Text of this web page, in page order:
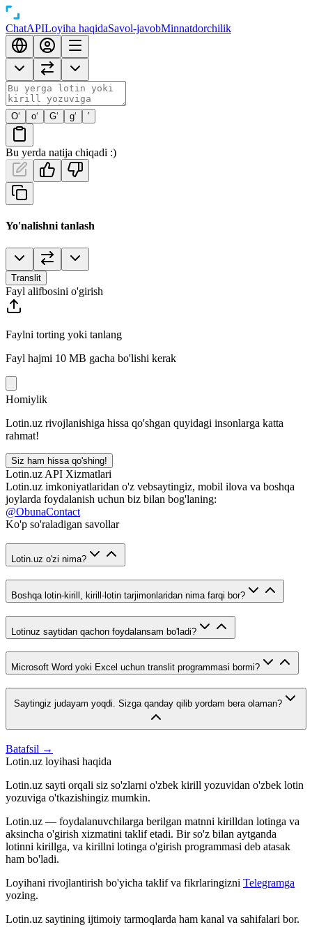
ChatAPILoyiha haqidaSavol-javobMinnatdorchilik
O‘ o‘ G‘ g‘ ’
Bu yerda natija chiqadi :)
Yo'nalishni tanlash
Translit
Fayl alifbosini o'girish
Faylni torting yoki tanlang
Fayl hajmi 10 MB gacha bo'lishi kerak
Homiylik
Lotin.uz rivojlanishiga hissa qo'shgan quyidagi insonlarga katta
rahmat!
Siz ham hissa qo'shing!
Lotin.uz API Xizmatlari
Lotin.uz imkoniyatlaridan o'z vebsaytingiz, mobil ilova va boshqa
joylarda foydalanish uchun biz bilan bog'laning:
@ObunaContact
Ko'p so'raladigan savollar
Lotin.uz o'zi nima?
Boshqa lotin-kirill, kirill-lotin tarjimonlaridan nima farqi bor?
Lotinuz saytidan qachon foydalansam bo'ladi?
Microsoft Word yoki Excel uchun translit programmasi bormi?
Saytingiz judayam yoqdi. Sizga qanday qilib yordam bera olaman?
Batafsil →
Lotin.uz loyihasi haqida
Lotin.uz sayti orqali siz so'zlarni o'zbek kirill yozuvidan o'zbek lotin
yozuviga o'tkazishingiz mumkin.
Lotin.uz — foydalanuvchilarga berilgan matnni kirilldan lotinga va
aksincha o'girish xizmatini taklif etadi. Bir so'z bilan aytganda
lotinni kirillga, va kirillni lotinga o'girish programmasi deb atasak
ham bo'ladi.
Loyihani rivojlantirish bo'yicha taklif va fikrlaringizni Telegramga
yozing.
Lotin.uz saytining ijtimoiy tarmoqlarda ham kanal va sahifalari bor.